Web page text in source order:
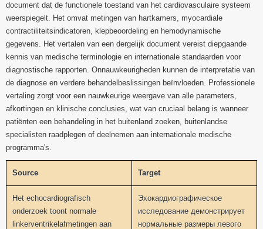
document dat de functionele toestand van het cardiovasculaire systeem
weerspiegelt. Het omvat metingen van hartkamers, myocardiale
contractiliteitsindicatoren, klepbeoordeling en hemodynamische
gegevens. Het vertalen van een dergelijk document vereist diepgaande
kennis van medische terminologie en internationale standaarden voor
diagnostische rapporten. Onnauwkeurigheden kunnen de interpretatie van
de diagnose en verdere behandelbeslissingen beïnvloeden. Professionele
vertaling zorgt voor een nauwkeurige weergave van alle parameters,
afkortingen en klinische conclusies, wat van cruciaal belang is wanneer
patiënten een behandeling in het buitenland zoeken, buitenlandse
specialisten raadplegen of deelnemen aan internationale medische
programma's.
Source Target
Het echocardiografisch
onderzoek toont normale
linkerventrikelafmetingen aan
Эхокардиографическое
исследование демонстрирует
нормальные размеры левого